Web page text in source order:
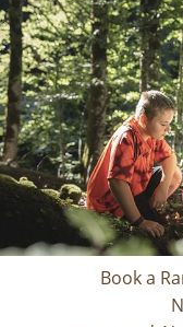
Book a